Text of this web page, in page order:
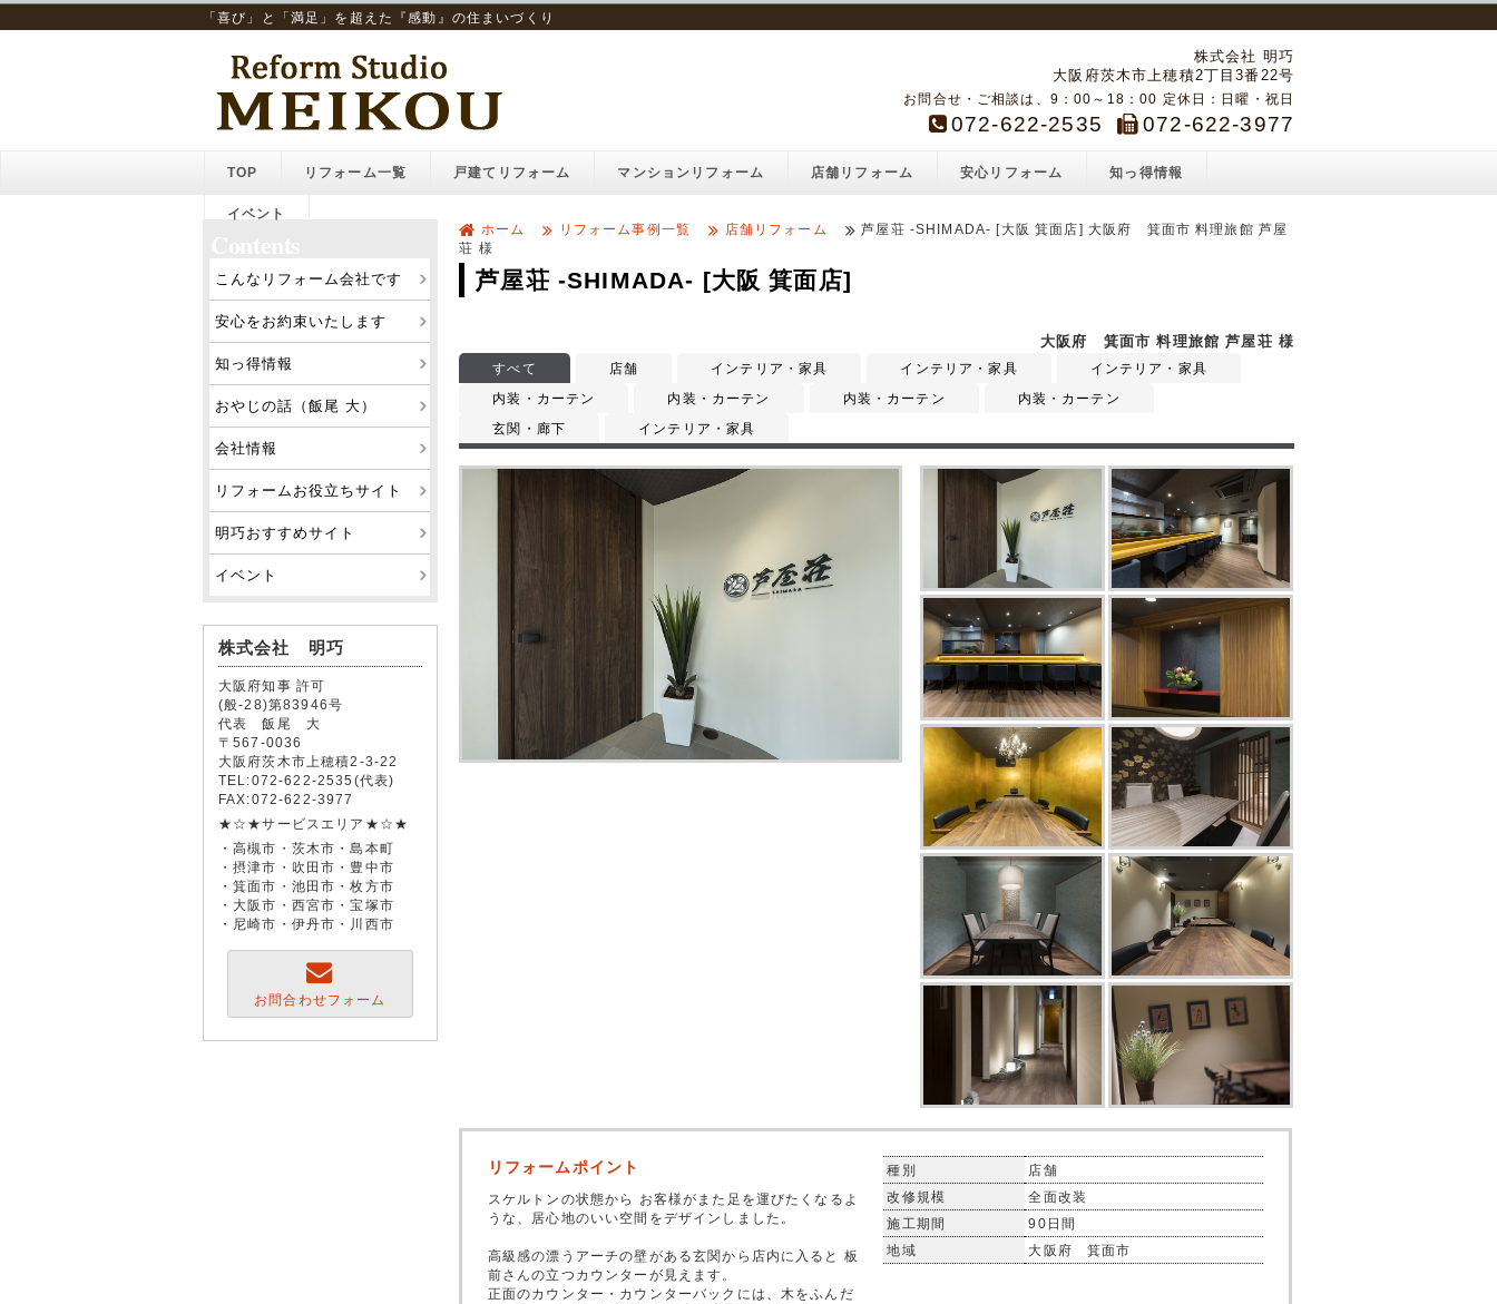
「喜び」と「満足」を超えた『感動』の住まいづくり
株式会社 明巧
大阪府茨木市上穂積2丁目3番22号
お問合せ・ご相談は、9：00～18：00 定休日：日曜・祝日
072-622-2535 072-622-3977
TOP リフォーム一覧 戸建てリフォーム マンションリフォーム 店舗リフォーム 安心リフォーム 知っ得情報
イベント
ホーム
リフォーム事例一覧 店舗リフォーム
芦屋荘 -SHIMADA- [大阪 箕面店] 大阪府 箕面市 料理旅館 芦屋
荘 様
芦屋荘 -SHIMADA- [大阪 箕面店]
大阪府 箕面市 料理旅館 芦屋荘 様
すべて 店舗 インテリア・家具 インテリア・家具 インテリア・家具
内装・カーテン 内装・カーテン 内装・カーテン 内装・カーテン
玄関・廊下 インテリア・家具
リフォームポイント
スケルトンの状態から お客様がまた足を運びたくなるよ
うな、居心地のいい空間をデザインしました。
高級感の漂うアーチの壁がある玄関から店内に入ると 板
前さんの立つカウンターが見えます。
正面のカウンター・カウンターバックには、木をふんだ
種別
店舗
改修規模
全面改装
施工期間
90日間
地域
大阪府 箕面市
こんなリフォーム会社です
安心をお約束いたします
知っ得情報
おやじの話（飯尾 大）
会社情報
リフォームお役立ちサイト
明巧おすすめサイト
イベント
株式会社 明巧
大阪府知事 許可
(般-28)第83946号
代表 飯尾 大
〒567-0036
大阪府茨木市上穂積2-3-22
TEL:072-622-2535(代表)
FAX:072-622-3977
★☆★サービスエリア★☆★
・高槻市・茨木市・島本町
・摂津市・吹田市・豊中市
・箕面市・池田市・枚方市
・大阪市・西宮市・宝塚市
・尼崎市・伊丹市・川西市
お問合わせフォーム